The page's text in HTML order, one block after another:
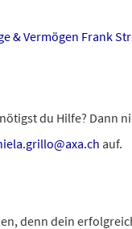
& Vermögen Frank
du Hilfe? Dann
auf.
denn dein